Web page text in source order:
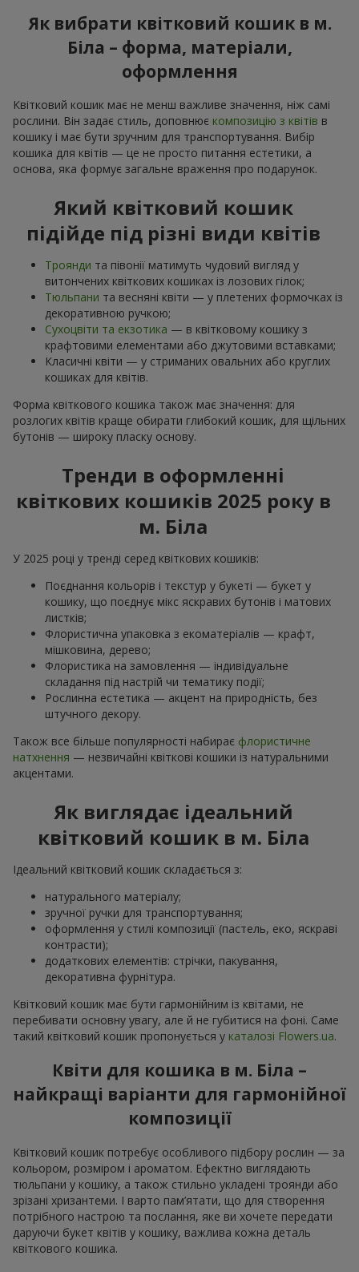
Як вибрати квітковий кошик в м.
Біла – форма, матеріали,
оформлення
Квітковий кошик має не менш важливе значення, ніж самі
рослини. Він задає стиль, доповнює композицію з квітів в
кошику і має бути зручним для транспортування. Вибір
кошика для квітів — це не просто питання естетики, а
основа, яка формує загальне враження про подарунок.
Який квітковий кошик
підійде під різні види квітів
Троянди та півонії матимуть чудовий вигляд у
витончених квіткових кошиках із лозових гілок;
Тюльпани та весняні квіти — у плетених формочках із
декоративною ручкою;
Сухоцвіти та екзотика — в квітковому кошику з
крафтовими елементами або джутовими вставками;
Класичні квіти — у стриманих овальних або круглих
кошиках для квітів.
Форма квіткового кошика також має значення: для
розлогих квітів краще обирати глибокий кошик, для щільних
бутонів — широку пласку основу.
Тренди в оформленні
квіткових кошиків 2025 року в
м. Біла
У 2025 році у тренді серед квіткових кошиків:
Поєднання кольорів і текстур у букеті — букет у
кошику, що поєднує мікс яскравих бутонів і матових
листків;
Флористична упаковка з екоматеріалів — крафт,
мішковина, дерево;
Флористика на замовлення — індивідуальне
складання під настрій чи тематику події;
Рослинна естетика — акцент на природність, без
штучного декору.
Також все більше популярності набирає флористичне
натхнення — незвичайні квіткові кошики із натуральними
акцентами.
Як виглядає ідеальний
квітковий кошик в м. Біла
Ідеальний квітковий кошик складається з:
натурального матеріалу;
зручної ручки для транспортування;
оформлення у стилі композиції (пастель, еко, яскраві
контрасти);
додаткових елементів: стрічки, пакування,
декоративна фурнітура.
Квітковий кошик має бути гармонійним із квітами, не
перебивати основну увагу, але й не губитися на фоні. Саме
такий квітковий кошик пропонується у каталозі Flowers.ua.
Квіти для кошика в м. Біла –
найкращі варіанти для гармонійної
композиції
Квітковий кошик потребує особливого підбору рослин — за
кольором, розміром і ароматом. Ефектно виглядають
тюльпани у кошику, а також стильно укладені троянди або
зрізані хризантеми. І варто пам’ятати, що для створення
потрібного настрою та послання, яке ви хочете передати
даруючи букет квітів у кошику, важлива кожна деталь
квіткового кошика.